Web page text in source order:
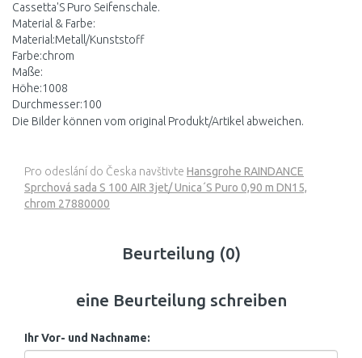
Cassetta'S Puro Seifenschale.
Material & Farbe:
Material:Metall/Kunststoff
Farbe:chrom
Maße:
Höhe:1008
Durchmesser:100
Die Bilder können vom original Produkt/Artikel abweichen.
Pro odeslání do Česka navštivte Hansgrohe RAINDANCE
Sprchová sada S 100 AIR 3jet/ Unica´S Puro 0,90 m DN15,
chrom 27880000
Beurteilung (0)
eine Beurteilung schreiben
Ihr Vor- und Nachname: